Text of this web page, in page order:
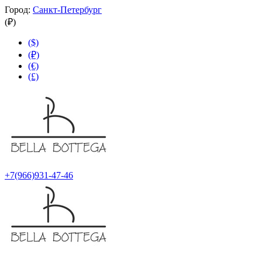
Город: Санкт-Петербург
(₽)
($)
(₽)
(€)
(£)
+7(966)931-47-46